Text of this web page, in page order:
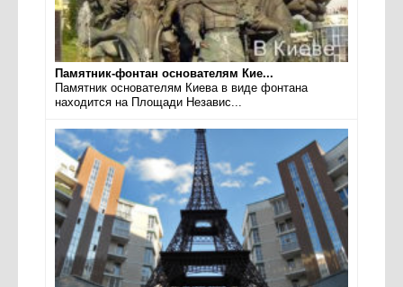
Памятник-фонтан основателям Кие...
Памятник основателям Киева в виде фонтана
находится на Площади Независ...